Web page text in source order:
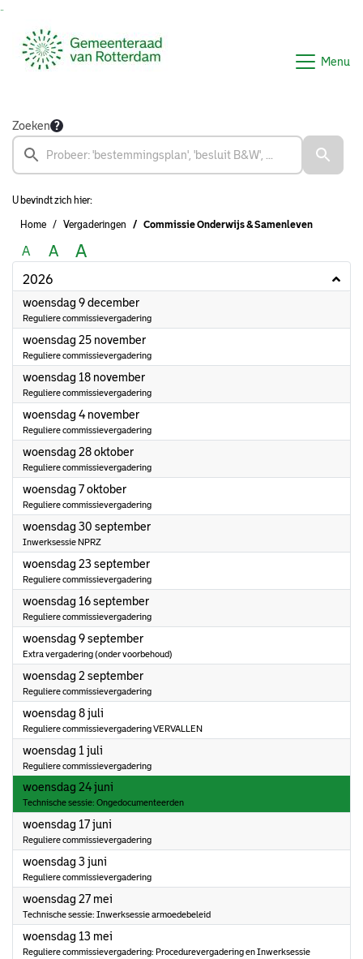
Menu
Zoeken
U bevindt zich hier:
Home Vergaderingen Commissie Onderwijs & Samenleven
A A A
2026
woensdag 9 december2026
Reguliere commissievergadering
woensdag 25 november2026
Reguliere commissievergadering
woensdag 18 november2026
Reguliere commissievergadering
woensdag 4 november2026
Reguliere commissievergadering
woensdag 28 oktober2026
Reguliere commissievergadering
woensdag 7 oktober2026
Reguliere commissievergadering
woensdag 30 september2026
Inwerksessie NPRZ
woensdag 23 september2026
Reguliere commissievergadering
woensdag 16 september2026
Reguliere commissievergadering
woensdag 9 september2026
Extra vergadering (onder voorbehoud)
woensdag 2 september2026
Reguliere commissievergadering
woensdag 8 juli
Reguliere commissievergadering VERVALLEN
woensdag 1 juli
Reguliere commissievergadering
woensdag 24 juni
Technische sessie: Ongedocumenteerden
woensdag 17 juni
Reguliere commissievergadering
woensdag 3 juni
Reguliere commissievergadering
woensdag 27 mei
Technische sessie: Inwerksessie armoedebeleid
woensdag 13 mei
Reguliere commissievergadering: Procedurevergadering en Inwerksessie